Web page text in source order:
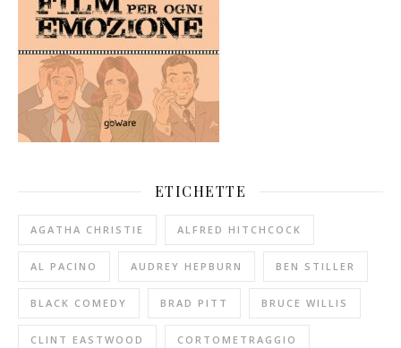
ETICHETTE
AGATHA CHRISTIE ALFRED HITCHCOCK
AL PACINO AUDREY HEPBURN BEN STILLER
BLACK COMEDY BRAD PITT BRUCE WILLIS
CLINT EASTWOOD CORTOMETRAGGIO